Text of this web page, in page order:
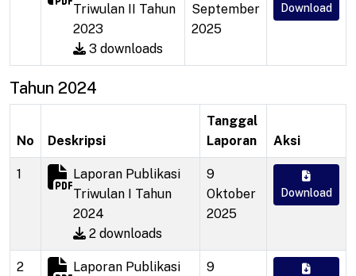
Triwulan II Tahun
2023
3 downloads
September
2025
Download
Tahun 2024
No Deskripsi
Tanggal
Laporan
Aksi
1
Laporan Publikasi
Triwulan I Tahun
2024
2 downloads
9
Oktober
2025
Download
2
Laporan Publikasi
9